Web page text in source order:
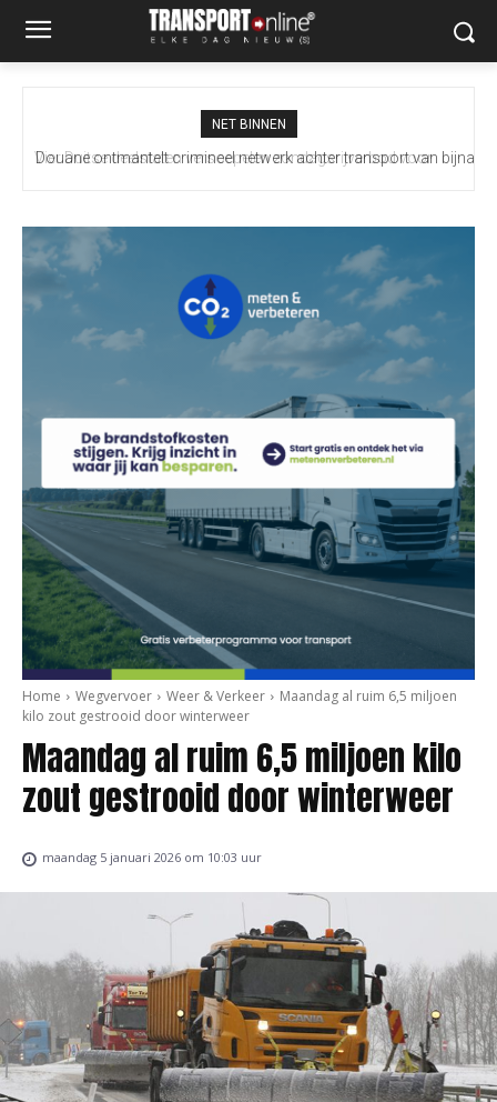
NET BINNEN
Douane ontmantelt crimineel netwerk achter transport van bijna
Home Wegvervoer Weer & Verkeer
Maandag al ruim 6,5 miljoen
kilo zout gestrooid door winterweer
Maandag al ruim 6,5 miljoen kilo
zout gestrooid door winterweer
maandag 5 januari 2026 om 10:03 uur